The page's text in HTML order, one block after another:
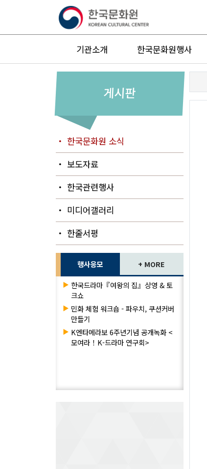
기관소개 한국문화원행사
게시판
・ 한국문화원 소식
・ 보도자료
・ 한국관련행사
・ 미디어갤러리
・ 한줄서평
행사응모 + MORE
▶ 한국드라마『여왕의 집』상영 & 토
크쇼
▶ 민화 체험 워크숍 - 파우치, 쿠션커버
만들기
▶ K엔타메라보 6주년기념 공개녹화 <
모여라！K-드라마 연구회>